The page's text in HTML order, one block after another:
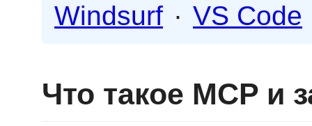
Windsurf · VS Code
Что такое MCP и